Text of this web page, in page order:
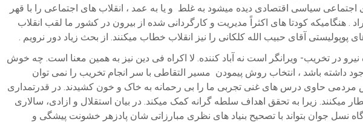
سیاسی اقتصادی دیده میشود به غلط و یا به عمد ، انقلاب های اجتماعی را با قهر
کودتا های اکثراً مدیریت و کارگردانی شده از بیرون در کشور ما لقب انقلاب
آقای حبیب الله کلکانی را نیز انقلاب خطاب میکنند. از بحث زیاد دور نرویم .
در تخریب- ویرانگر است نه آباد کننده. لا اکراه فی دین نیز به همین معنا است. چه خوش
داشته باشد ، انتخاب روش پیمودن مسیر التقاطی با سر انجام تخریب را نمی توان
حاوی درس های غنی تجربی ما را بی رحمانه به خاک و خون کشیدند. در قدرتمداری
میکنند. زیرا به تحقق اهداف سلطه گرانه کمک میکند. در بیان استقلال و ازادی، سالاری
نسل جوان بتواند با تصحیح بنیاد های نظری مبارزاتی شان پادزهر خشونت پیشگی و